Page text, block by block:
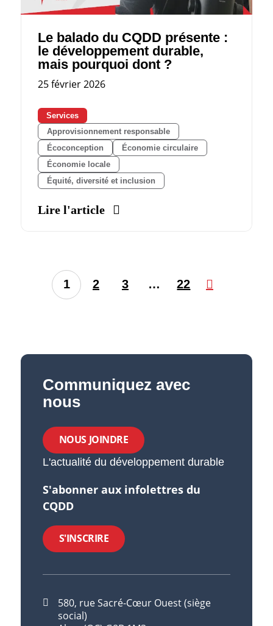
Le balado du CQDD présente :
le développement durable,
mais pourquoi dont ?
25 février 2026
Services
Approvisionnement responsable
Écoconception
Économie circulaire
Économie locale
Équité, diversité et inclusion
Lire l'article
1 2 3 … 22
Communiquez avec
nous
NOUS JOINDRE
L'actualité du développement durable
S'abonner aux infolettres du
CQDD
S'INSCRIRE
580, rue Sacré-Cœur Ouest (siège
social)